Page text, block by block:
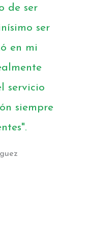
de ser
ser
en mi
servicio
siempre